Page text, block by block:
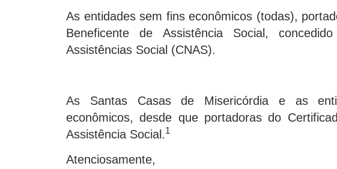
As entidades sem fins econômicos (todas),
Beneficente de Assistência Social,
Assistências Social (CNAS).
As Santas Casas de Misericórdia e as
econômicos, desde que portadoras do
Assistência Social.1
Atenciosamente,